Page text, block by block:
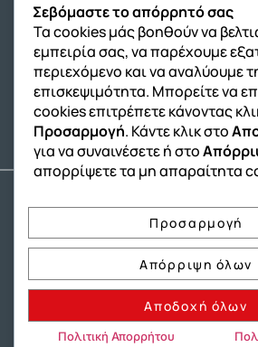
Όμιλος ΔΙΑΚΡΟΤΗΜΑ
Σχολική Μελέτη AFTER
Εκδόσεις Καλαϊτζίδη
Copyright® 2004 –2026
ΔΙΑΚΡΟΤΗΜΑ®. Αρ. Γ.Ε.Μ.Η.:
Πολιτική Ιδιωτικότητας Πολιτική
Δήλωση Προσβασιμότητας
Σεβόμαστε το απόρρητό σας
Τα cookies μάς βοηθούν να
εμπειρία σας, να παρέχουμε
περιεχόμενο και να αναλύουμε
επισκεψιμότητα. Μπορείτε να
cookies επιτρέπετε κάνοντας
Προσαρμογή. Κάντε κλικ στο
για να συναινέσετε ή στο
απορρίψετε τα μη απαραίτητα
Προσαρμογή
Απόρριψη όλων
Αποδοχή όλων
Πολιτική Απορρήτου